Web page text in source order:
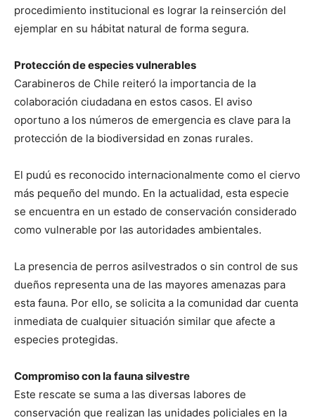
procedimiento institucional es lograr la reinserción del
ejemplar en su hábitat natural de forma segura.
Protección de especies vulnerables
Carabineros de Chile reiteró la importancia de la
colaboración ciudadana en estos casos. El aviso
oportuno a los números de emergencia es clave para la
protección de la biodiversidad en zonas rurales.
El pudú es reconocido internacionalmente como el ciervo
más pequeño del mundo. En la actualidad, esta especie
se encuentra en un estado de conservación considerado
como vulnerable por las autoridades ambientales.
La presencia de perros asilvestrados o sin control de sus
dueños representa una de las mayores amenazas para
esta fauna. Por ello, se solicita a la comunidad dar cuenta
inmediata de cualquier situación similar que afecte a
especies protegidas.
Compromiso con la fauna silvestre
Este rescate se suma a las diversas labores de
conservación que realizan las unidades policiales en la